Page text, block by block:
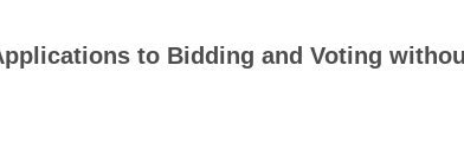
to Bidding and Voting